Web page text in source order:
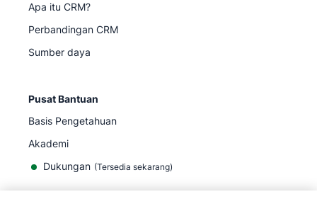
Apa itu CRM?
Perbandingan CRM
Sumber daya
Pusat Bantuan
Basis Pengetahuan
Akademi
Dukungan (Tersedia sekarang)